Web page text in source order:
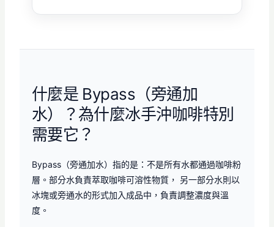
什麼是 Bypass（旁通加
水）？為什麼冰手沖咖啡特別
需要它？
Bypass（旁通加水）指的是：不是所有水都通過咖啡粉
層。部分水負責萃取咖啡可溶性物質， 另一部分水則以
冰塊或旁通水的形式加入成品中，負責調整濃度與溫
度。